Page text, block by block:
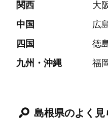
関西
大
中国
広
四国
徳
九州・沖縄
福
島根県のよく